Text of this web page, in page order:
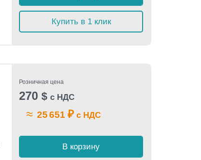
Купить в 1 клик
Розничная цена
270 $ с НДС
≈ 25 651 ₽ с НДС
В корзину